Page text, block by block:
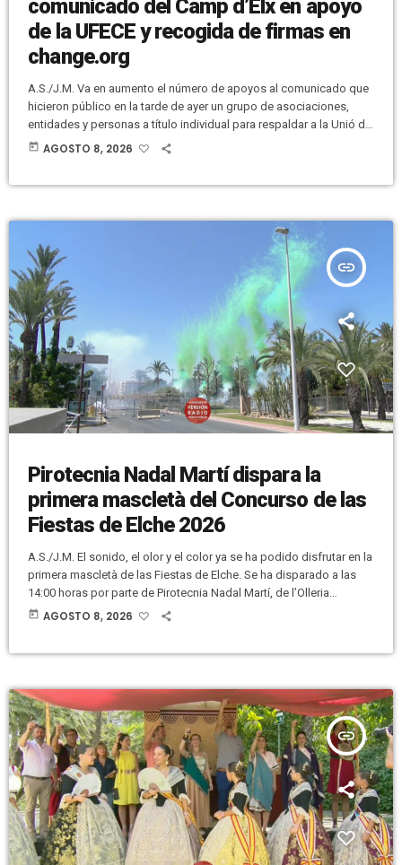
comunicado del Camp d’Elx en apoyo
de la UFECE y recogida de firmas en
change.org
A.S./J.M. Va en aumento el número de apoyos al comunicado que
hicieron público en la tarde de ayer un grupo de asociaciones,
entidades y personas a título individual para respaldar a la Unió de
Festers del Camp d’Elx (UFECE). Desde que en la tarde de ayer se
today AGOSTO 8, 2026
insert_link
Pirotecnia Nadal Martí dispara la
primera mascletà del Concurso de las
Fiestas de Elche 2026
A.S./J.M. El sonido, el olor y el color ya se ha podido disfrutar en la
primera mascletà de las Fiestas de Elche. Se ha disparado a las
14:00 horas por parte de Pirotecnia Nadal Martí, de l’Olleria
(Valencia). Antes de comenzar, Javier Blanco, de la propia
today AGOSTO 8, 2026
insert_link